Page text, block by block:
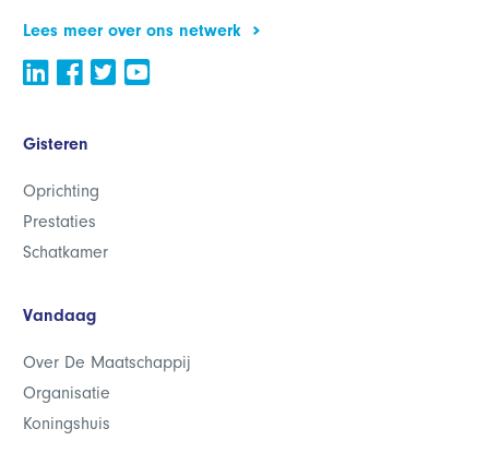
Lees meer over ons netwerk
Gisteren
Oprichting
Prestaties
Schatkamer
Vandaag
Over De Maatschappij
Organisatie
Koningshuis